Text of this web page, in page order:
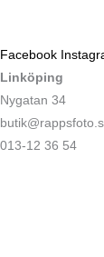
Facebook
Linköping
Nygatan 34
013-12 36 54